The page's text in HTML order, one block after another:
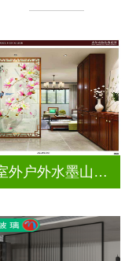
室内室外户外水墨山水画玻璃